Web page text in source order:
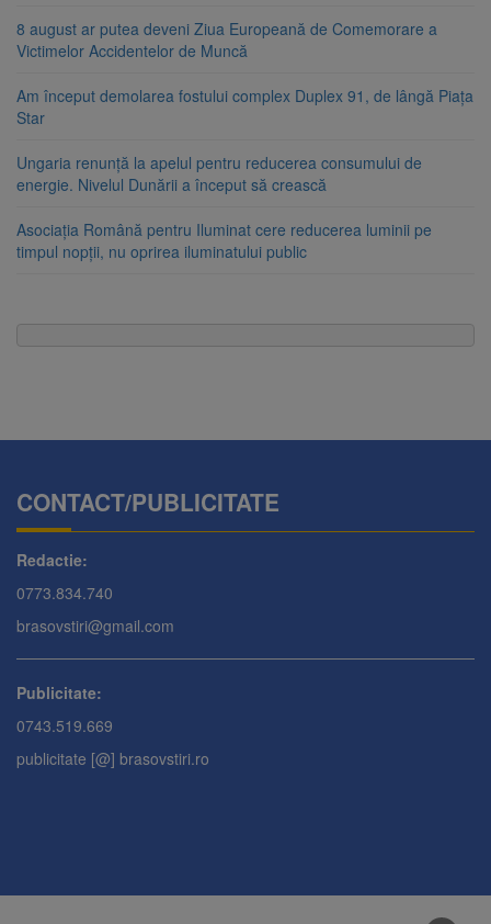
8 august ar putea deveni Ziua Europeană de Comemorare a
Victimelor Accidentelor de Muncă
Am început demolarea fostului complex Duplex 91, de lângă Piața
Star
Ungaria renunță la apelul pentru reducerea consumului de
energie. Nivelul Dunării a început să crească
Asociația Română pentru Iluminat cere reducerea luminii pe
timpul nopții, nu oprirea iluminatului public
CONTACT/PUBLICITATE
Redactie:
0773.834.740
brasovstiri@gmail.com
Publicitate:
0743.519.669
publicitate [@] brasovstiri.ro